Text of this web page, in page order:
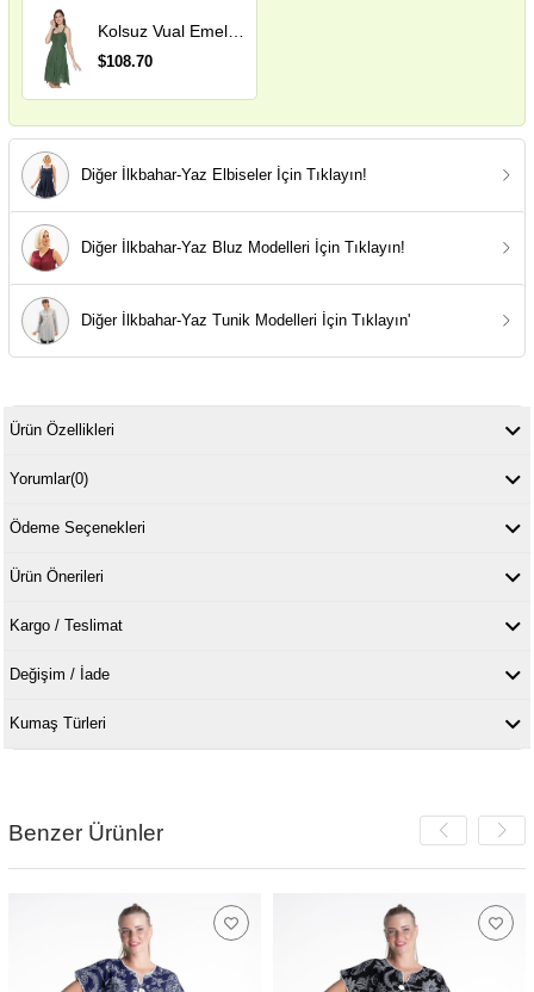
Kolsuz Vual Emel Kısa Yazlık Elbise Yeşil Ysl
$108.70
Diğer İlkbahar-Yaz Elbiseler İçin Tıklayın!
Diğer İlkbahar-Yaz Bluz Modelleri İçin Tıklayın!
Diğer İlkbahar-Yaz Tunik Modelleri İçin Tıklayın'
Ürün Özellikleri
Yorumlar(0)
Ödeme Seçenekleri
Ürün Önerileri
Kargo / Teslimat
Değişim / İade
Kumaş Türleri
Benzer Ürünler